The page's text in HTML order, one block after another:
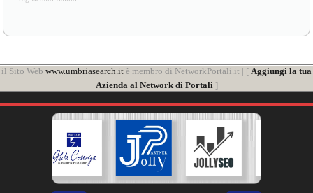
il Sito Web www.umbriasearch.it è membro di NetworkPortali.it | [ Aggiungi la tua
Azienda al Network di Portali]